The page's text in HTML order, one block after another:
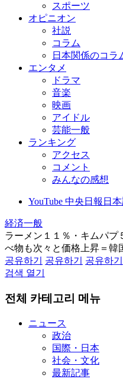
スポーツ
オピニオン
社説
コラム
日本関係のコラ
エンタメ
ドラマ
音楽
映画
アイドル
芸能一般
ランキング
アクセス
コメント
みんなの感想
YouTube 中央日報日
経済一般
ラーメン１１％・キムパ
べ物も次々と価格上昇＝韓
공유하기
공유하기
공유하기
검색 열기
전체 카테고리 메뉴
ニュース
政治
国際・日本
社会・文化
最新記事